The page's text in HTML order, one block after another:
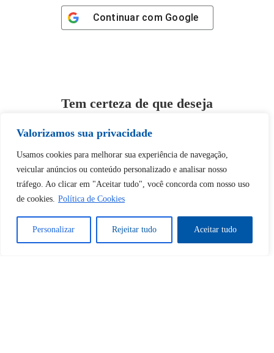
Valorizamos sua privacidade
Usamos cookies para melhorar sua experiência de navegação,
veicular anúncios ou conteúdo personalizado e analisar nosso
tráfego. Ao clicar em "Aceitar tudo", você concorda com nosso uso
de cookies. Política de Cookies
Personalizar Rejeitar tudo Aceitar tudo
Continuar com Google
Tem certeza de que deseja
Desbloquear esquerda : 0
Sim Não